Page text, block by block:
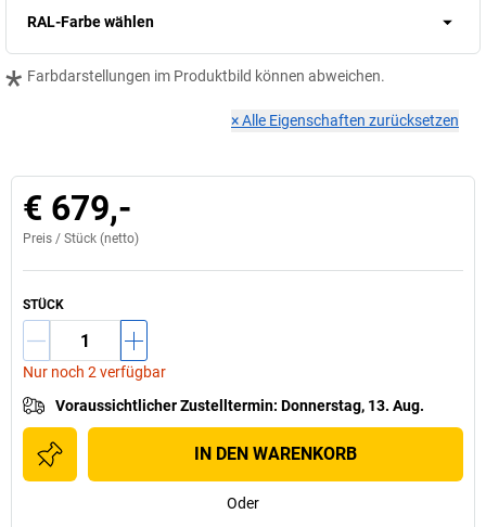
RAL-Farbe wählen
* Farbdarstellungen im Produktbild können abweichen.
×Alle Eigenschaften zurücksetzen
€ 679,-
Preis / Stück (netto)
STÜCK
Nur noch 2 verfügbar
Voraussichtlicher Zustelltermin: Donnerstag, 13. Aug.
IN DEN WARENKORB
Oder